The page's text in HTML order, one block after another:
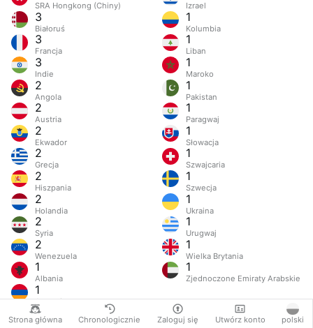
Strona główna Chronologicznie Zaloguj się Utwórz konto polski
SRA Hongkong (Chiny)
3
Białoruś
3
Francja
3
Indie
2
Angola
2
Austria
2
Ekwador
2
Grecja
2
Hiszpania
2
Holandia
2
Syria
2
Wenezuela
1
Albania
1
Armenia
Izrael
1
Kolumbia
1
Liban
1
Maroko
1
Pakistan
1
Paragwaj
1
Słowacja
1
Szwajcaria
1
Szwecja
1
Ukraina
1
Urugwaj
1
Wielka Brytania
1
Zjednoczone Emiraty Arabskie